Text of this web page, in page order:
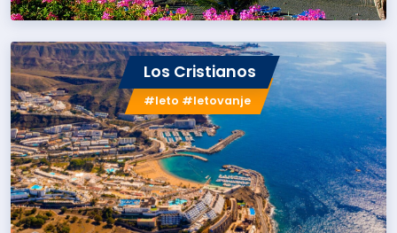
Los Cristianos
#leto #letovanje